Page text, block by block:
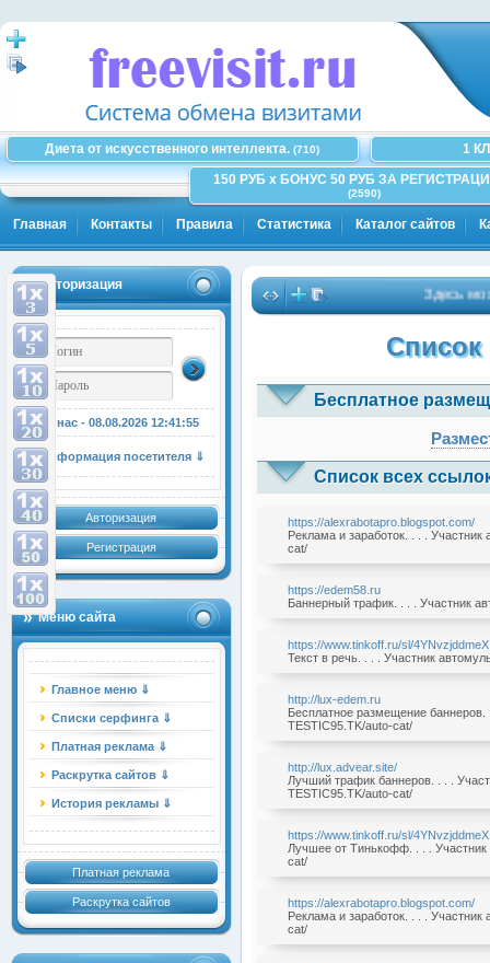
Диета от искусственного интеллекта. (710)
1
150 РУБ x БОНУС 50 РУБ ЗА
(2590)
Главная Контакты Правила Статистика Каталог сайтов
Авторизация
У нас - 08.08.2026 12:41:55
Информация посетителя ⇓
Авторизация
Регистрация
Меню сайта
Главное меню ⇓
Списки серфинга ⇓
Платная реклама ⇓
Раскрутка сайтов ⇓
История рекламы ⇓
Платная реклама
Раскрутка сайтов
Здесь может
Список
Бесплатное
Список всех
https://alexrabotapro.blogspot.com/
Реклама и заработок. . . . Участник
cat/
https://edem58.ru
Баннерный трафик. . . . Участник
https://www.tinkoff.ru/sl/4YNvzjddmeX
Текст в речь. . . . Участник
http://lux-edem.ru
Бесплатное размещение баннеров.
TESTIC95.TK/auto-cat/
http://lux.advear.site/
Лучший трафик баннеров. . . .
TESTIC95.TK/auto-cat/
https://www.tinkoff.ru/sl/4YNvzjddmeX
Лучшее от Тинькофф. . . . Участник
cat/
https://alexrabotapro.blogspot.com/
Реклама и заработок. . . . Участник
cat/